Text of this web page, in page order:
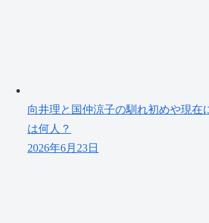
向井理と国仲涼子の馴れ初めや現在
は何人？
2026年6月23日